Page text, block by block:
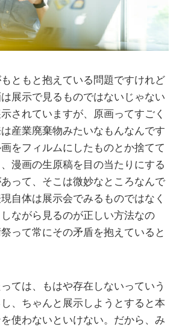
ともと抱えている問題ですけれど
展示で見るものではないじゃない
されていますが、原画ってすごく
産業廃棄物みたいなもんなんです
をフィルムにしたものとか捨てて
漫画の生原稿を目の当たりにする
って、そこは微妙なところなんで
自体は展示会でみるものではなく
ながら見るのが正しい方法なの
って常にその矛盾を抱えていると
ては、もはや存在しないっていう
、ちゃんと展示しようとすると本
使わないといけない。だから、み